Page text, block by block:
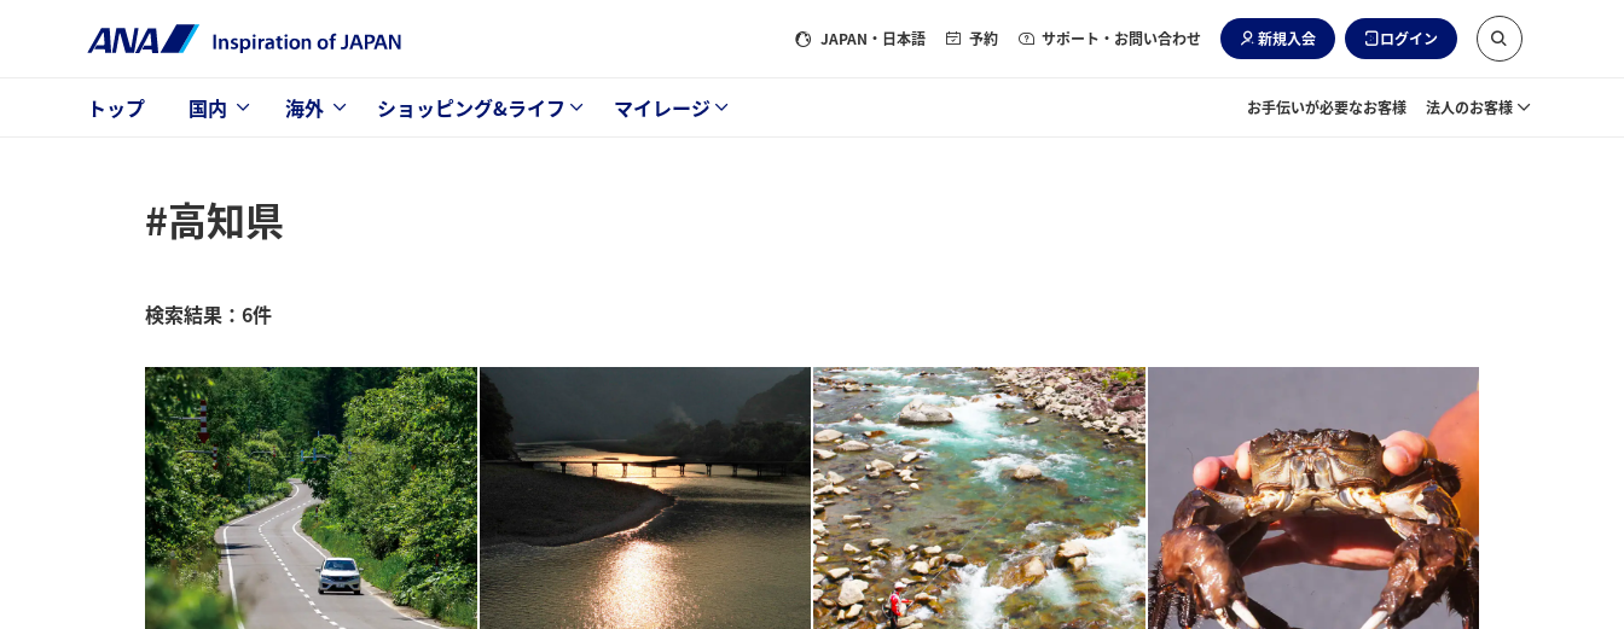
JAPAN ・日本語 予約 サポート・お問い合わせ 新規入会 ログイン
トップ 国内 海外 ショッピング&ライフ マイレージ お手伝いが必要なお客様 法人のお客様
#高知県
検索結果：6件